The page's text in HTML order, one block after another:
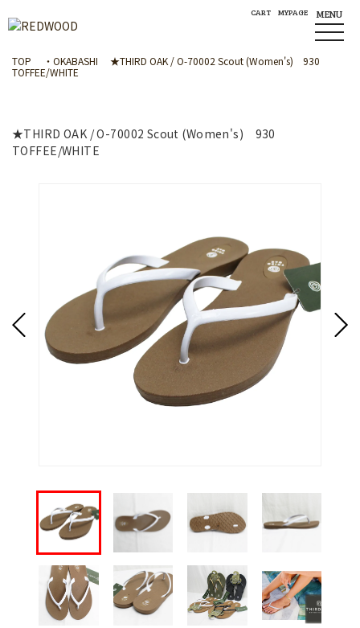
CART MYPAGE MENU
TOP ・OKABASHI
★THIRD OAK / O-70002 Scout (Women's) 930
TOFFEE/WHITE
★THIRD OAK / O-70002 Scout (Women's) 930
TOFFEE/WHITE